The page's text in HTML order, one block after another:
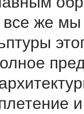
все же